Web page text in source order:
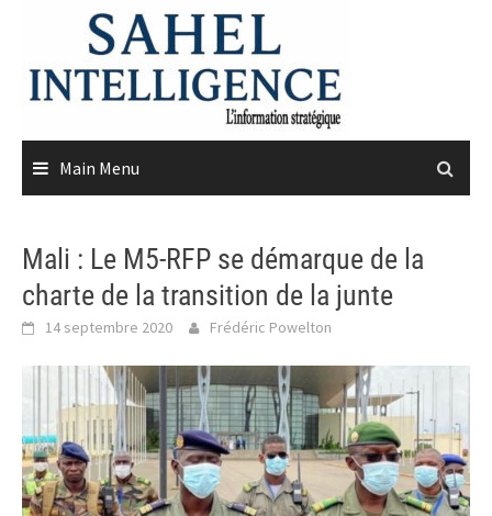
content
Main Menu
Mali : Le M5-RFP se démarque de la
charte de la transition de la junte
14 septembre 2020 Frédéric Powelton